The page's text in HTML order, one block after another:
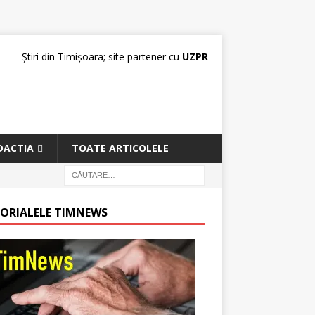
Știri din Timișoara; site partener cu UZPR
TOATE ARTICOLELE
TIMNEWS